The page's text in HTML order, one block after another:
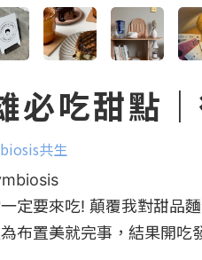
必吃甜點
共生
定要來吃! 顛覆我對甜品
布置美就完事，結果開吃